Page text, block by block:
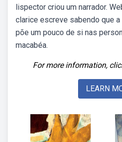
lispector criou um narrador.
clarice escreve sabendo que
põe um pouco de si nas
macabéa.
For more information,
LEARN